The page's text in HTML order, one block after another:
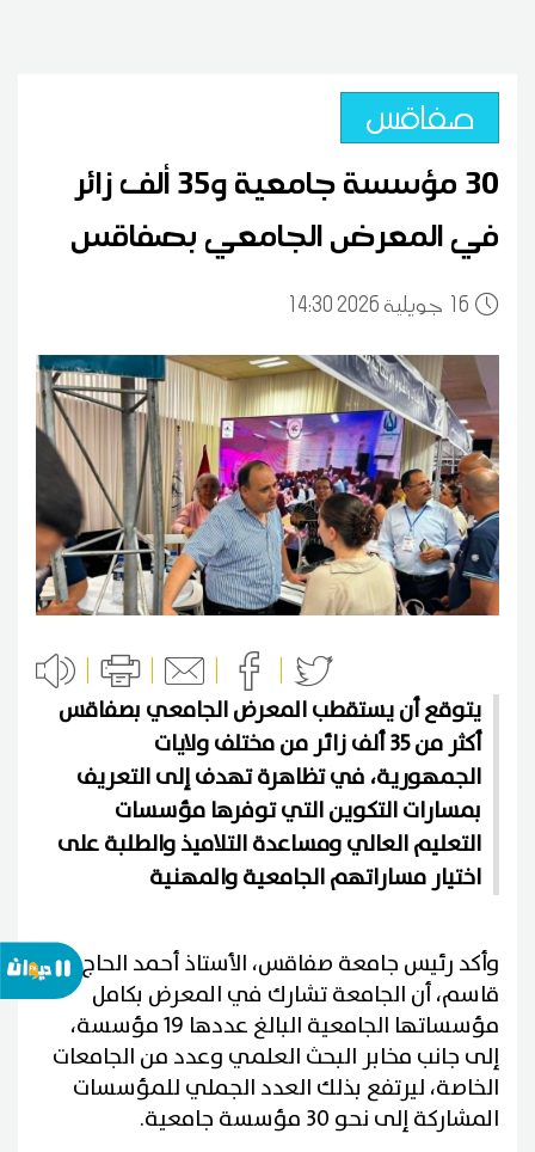
صفاقس
30 مؤسسة جامعية و35 ألف زائر
في المعرض الجامعي بصفاقس
16 14:30 2026 جويلية
يتوقع أن يستقطب المعرض الجامعي بصفاقس
أكثر من 35 ألف زائر من مختلف ولايات
الجمهورية، في تظاهرة تهدف إلى التعريف
بمسارات التكوين التي توفرها مؤسسات
التعليم العالي ومساعدة التلاميذ والطلبة على
اختيار مساراتهم الجامعية والمهنية
وأكد رئيس جامعة صفاقس، الأستاذ أحمد الحاج
قاسم، أن الجامعة تشارك في المعرض بكامل
مؤسساتها الجامعية البالغ عددها 19 مؤسسة،
إلى جانب مخابر البحث العلمي وعدد من الجامعات
الخاصة، ليرتفع بذلك العدد الجملي للمؤسسات
المشاركة إلى نحو 30 مؤسسة جامعية.